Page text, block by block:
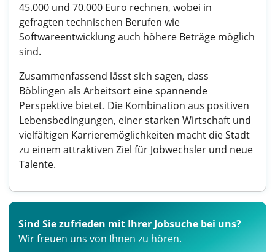
45.000 und 70.000 Euro rechnen, wobei in
gefragten technischen Berufen wie
Softwareentwicklung auch höhere Beträge möglich
sind.
Zusammenfassend lässt sich sagen, dass
Böblingen als Arbeitsort eine spannende
Perspektive bietet. Die Kombination aus positiven
Lebensbedingungen, einer starken Wirtschaft und
vielfältigen Karrieremöglichkeiten macht die Stadt
zu einem attraktiven Ziel für Jobwechsler und neue
Talente.
Sind Sie zufrieden mit Ihrer Jobsuche bei uns?
Wir freuen uns von Ihnen zu hören.